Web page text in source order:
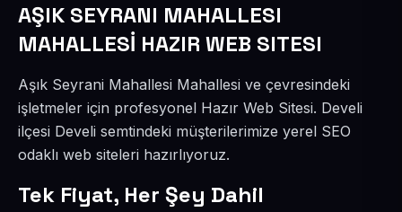
AŞIK SEYRANI MAHALLESI
MAHALLESİ HAZIR WEB SITESI
Aşık Seyrani Mahallesi Mahallesi ve çevresindeki
işletmeler için profesyonel Hazır Web Sitesi. Develi
ilçesi Develi semtindeki müşterilerimize yerel SEO
odaklı web siteleri hazırlıyoruz.
Tek Fiyat, Her Şey Dahil